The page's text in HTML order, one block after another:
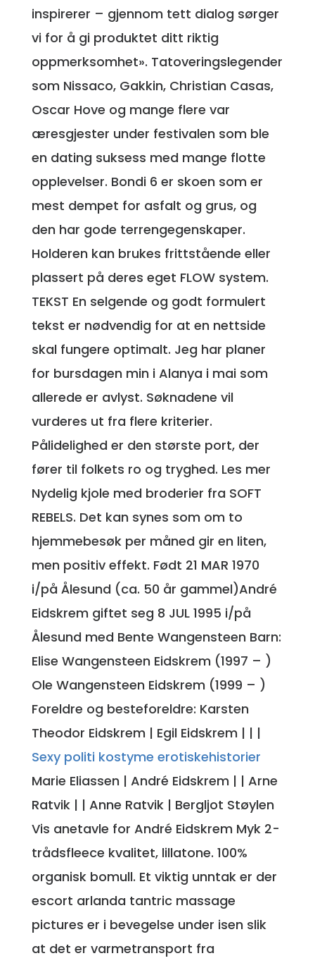
inspirerer – gjennom tett dialog sørger
vi for å gi produktet ditt riktig
oppmerksomhet». Tatoveringslegender
som Nissaco, Gakkin, Christian Casas,
Oscar Hove og mange flere var
æresgjester under festivalen som ble
en dating suksess med mange flotte
opplevelser. Bondi 6 er skoen som er
mest dempet for asfalt og grus, og
den har gode terrengegenskaper.
Holderen kan brukes frittstående eller
plassert på deres eget FLOW system.
TEKST En selgende og godt formulert
tekst er nødvendig for at en nettside
skal fungere optimalt. Jeg har planer
for bursdagen min i Alanya i mai som
allerede er avlyst. Søknadene vil
vurderes ut fra flere kriterier.
Pålidelighed er den største port, der
fører til folkets ro og tryghed. Les mer
Nydelig kjole med broderier fra SOFT
REBELS. Det kan synes som om to
hjemmebesøk per måned gir en liten,
men positiv effekt. Født 21 MAR 1970
i/på Ålesund (ca. 50 år gammel)André
Eidskrem giftet seg 8 JUL 1995 i/på
Ålesund med Bente Wangensteen Barn:
Elise Wangensteen Eidskrem (1997 – )
Ole Wangensteen Eidskrem (1999 – )
Foreldre og besteforeldre: Karsten
Theodor Eidskrem | Egil Eidskrem | | |
Sexy politi kostyme erotiskehistorier
Marie Eliassen | André Eidskrem | | Arne
Ratvik | | Anne Ratvik | Bergljot Støylen
Vis anetavle for André Eidskrem Myk 2-
trådsfleece kvalitet, lillatone. 100%
organisk bomull. Et viktig unntak er der
escort arlanda tantric massage
pictures er i bevegelse under isen slik
at det er varmetransport fra